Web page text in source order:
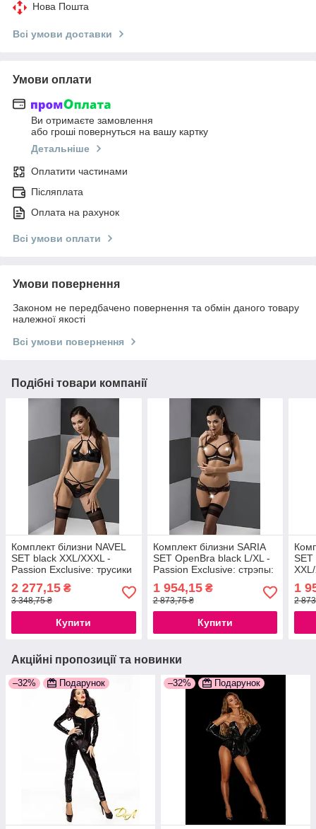
Нова Пошта
Всі умови доставки
Умови оплати
Ви отримаєте замовлення
або гроші повернуться на вашу картку
Детальніше
Оплатити частинами
Післяплата
Оплата на рахунок
Всі умови оплати
Умови повернення
Законом не передбачено повернення та обмін даного товару
належної якості
Всі умови повернення
Подібні товари компанії
Комплект білизни NAVEL
SET black XXL/XXXL -
Passion Exclusive: трусики
латекс 777Store.com.ua
2 277,15 ₴
3 348,75 ₴
Купити
Комплект білизни SARIA
SET OpenBra black L/XL -
Passion Exclusive: стрэпы:
777Store.com.ua
1 954,15₴
2 873,75 ₴
Купити
SET
ліф,
1
2
Акційні пропозиції та новинки
–32% Подарунок –32% Подарунок